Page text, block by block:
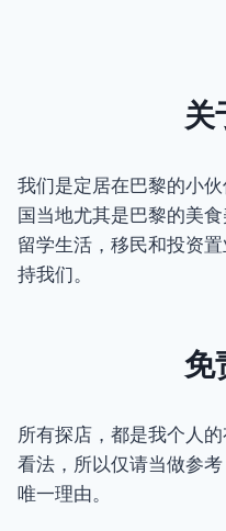
关
我们是定居在巴黎的小
国当地尤其是巴黎的美
留学生活，移民和投资
持我们。
免
所有探店，都是我个人
看法，所以仅请当做参
唯一理由。